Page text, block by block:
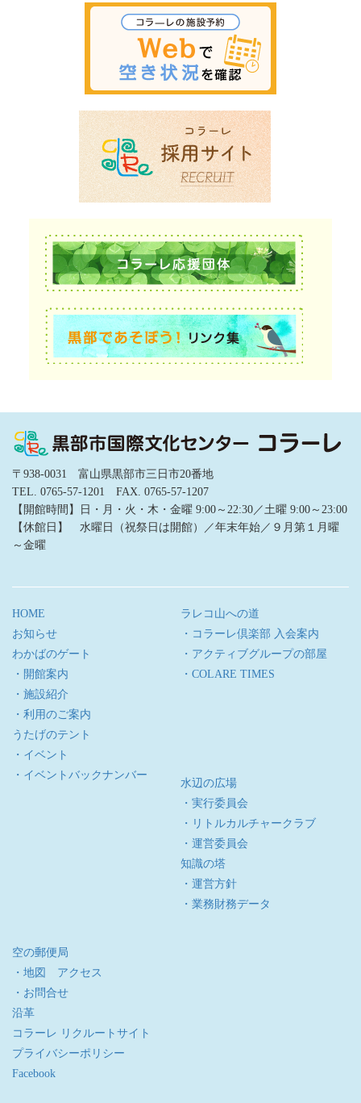
〒938-0031 富山県黒部市三日市20番地
TEL. 0765-57-1201 FAX. 0765-57-1207
【開館時間】日・月・火・木・金曜 9:00～22:30／土曜 9:00～23:00
【休館日】 水曜日（祝祭日は開館）／年末年始／９月第１月曜
～金曜
HOME
お知らせ
わかばのゲート
・開館案内
・施設紹介
・利用のご案内
うたげのテント
・イベント
・イベントバックナンバー
ラレコ山への道
・コラーレ倶楽部 入会案内
・アクティブグループの部屋
・COLARE TIMES
水辺の広場
・実行委員会
・リトルカルチャークラブ
・運営委員会
知識の塔
・運営方針
・業務財務データ
空の郵便局
・地図 アクセス
・お問合せ
沿革
コラーレ リクルートサイト
プライバシーポリシー
Facebook